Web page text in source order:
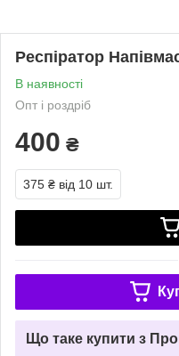
Респіратор
В наявності
Опт і роздріб
400 ₴
375 ₴ від 10 шт.
Що таке купити з